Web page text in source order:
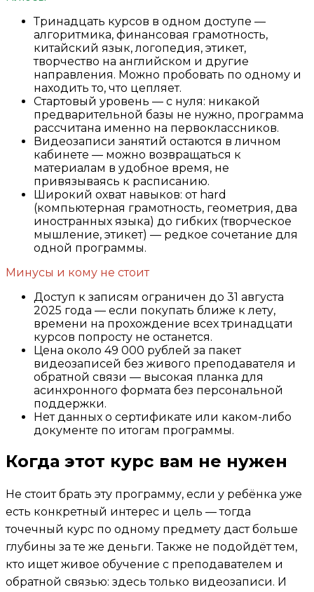
Тринадцать курсов в одном доступе —
алгоритмика, финансовая грамотность,
китайский язык, логопедия, этикет,
творчество на английском и другие
направления. Можно пробовать по одному и
находить то, что цепляет.
Стартовый уровень — с нуля: никакой
предварительной базы не нужно, программа
рассчитана именно на первоклассников.
Видеозаписи занятий остаются в личном
кабинете — можно возвращаться к
материалам в удобное время, не
привязываясь к расписанию.
Широкий охват навыков: от hard
(компьютерная грамотность, геометрия, два
иностранных языка) до гибких (творческое
мышление, этикет) — редкое сочетание для
одной программы.
Минусы и кому не стоит
Доступ к записям ограничен до 31 августа
2025 года — если покупать ближе к лету,
времени на прохождение всех тринадцати
курсов попросту не останется.
Цена около 49 000 рублей за пакет
видеозаписей без живого преподавателя и
обратной связи — высокая планка для
асинхронного формата без персональной
поддержки.
Нет данных о сертификате или каком-либо
документе по итогам программы.
Когда этот курс вам не нужен
Не стоит брать эту программу, если у ребёнка уже
есть конкретный интерес и цель — тогда
точечный курс по одному предмету даст больше
глубины за те же деньги. Также не подойдёт тем,
кто ищет живое обучение с преподавателем и
обратной связью: здесь только видеозаписи. И